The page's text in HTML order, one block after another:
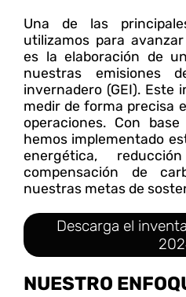
Una de las
utilizamos para
es la elaboración de
nuestras emisiones
invernadero (GEI). Este
medir de forma precisa
operaciones. Con
hemos implementado
energética,
compensación de
nuestras metas de
Descarga el
NUESTRO